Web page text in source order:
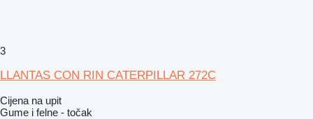
3
LLANTAS CON RIN CATERPILLAR 272C
Cijena na upit
Gume i felne - točak